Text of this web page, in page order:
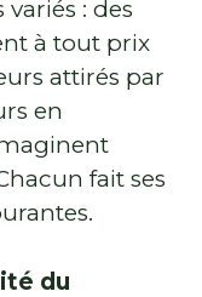
: des
à tout prix
attirés par
en
fait ses
du